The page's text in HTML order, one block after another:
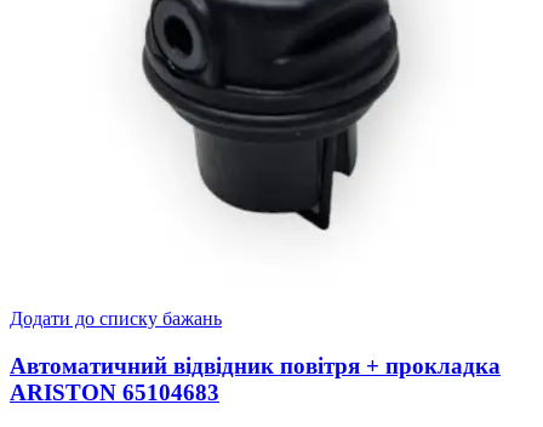
Додати до списку бажань
Автоматичний відвідник повітря + прокладка
ARISTON 65104683